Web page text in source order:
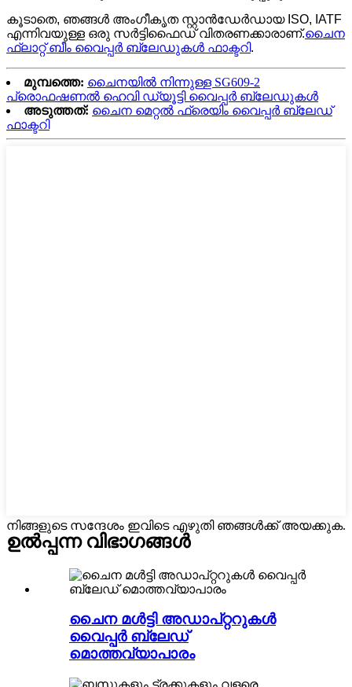
കൂടാതെ, ഞങ്ങൾ അംഗീകൃത സ്റ്റാൻഡേർഡായ ISO, IATF
എന്നിവയുള്ള ഒരു സർട്ടിഫൈഡ് വിതരണക്കാരാണ്.ചൈന
ഫ്ലാറ്റ് ബീം വൈപ്പർ ബ്ലേഡുകൾ ഫാക്ടറി.
മുമ്പത്തെ: ചൈനയിൽ നിന്നുള്ള SG609-2
പ്രൊഫഷണൽ ഹെവി ഡ്യൂട്ടി വൈപ്പർ ബ്ലേഡുകൾ
അടുത്തത്: ചൈന മെറ്റൽ ഫ്രെയിം വൈപ്പർ ബ്ലേഡ്
ഫാക്ടറി
നിങ്ങളുടെ സന്ദേശം ഇവിടെ എഴുതി ഞങ്ങൾക്ക് അയക്കുക.
ഉൽപ്പന്ന വിഭാഗങ്ങൾ
ചൈന മൾട്ടി അഡാപ്റ്ററുകൾ
വൈപ്പർ ബ്ലേഡ്
മൊത്തവ്യാപാരം